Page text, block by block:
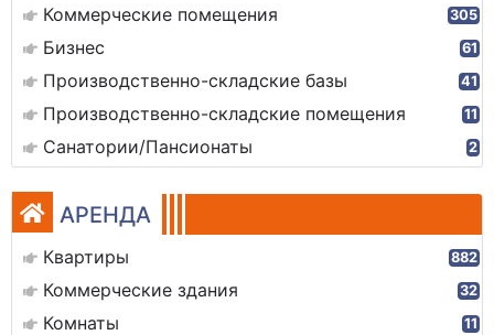
Коммерческие помещения 305
Бизнес 61
Производственно-складские базы 41
Производственно-складские помещения 11
Санатории/Пансионаты 2
АРЕНДА
Квартиры 882
Коммерческие здания 32
Комнаты 11